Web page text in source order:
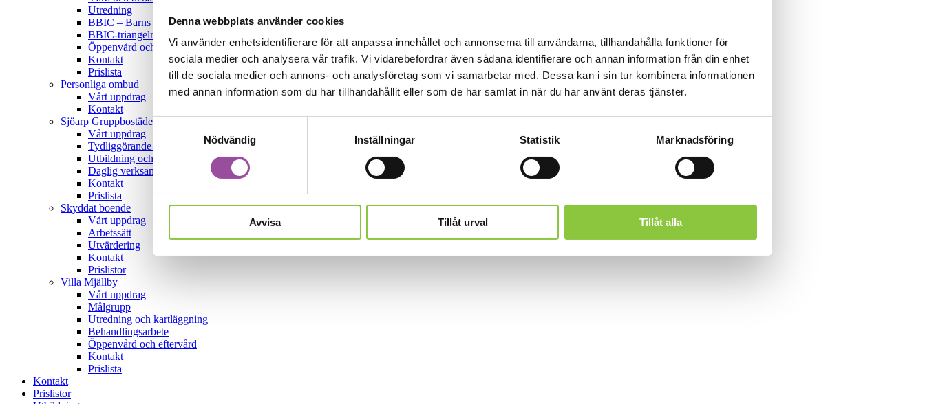
Denna webbplats använder cookies
Vi använder enhetsidentifierare för att anpassa innehållet och annonserna till användarna, tillhandahålla funktioner för
sociala medier och analysera vår trafik. Vi vidarebefordrar även sådana identifierare och annan information från din enhet
till de sociala medier och annons- och analysföretag som vi samarbetar med. Dessa kan i sin tur kombinera informationen
med annan information som du har tillhandahållit eller som de har samlat in när du har använt deras tjänster.
Samtyckesval
Nödvändig
Inställningar Statistik Marknadsföring
Avvisa Tillåt urval Tillåt alla
Utredning
BBIC – Barns behov i centrum
BBIC-triangeln
Öppenvård och eftervård
Kontakt
Prislista
Personliga ombud
Vårt uppdrag
Kontakt
Sjöarp Gruppbostäder
Vårt uppdrag
Tydliggörande pedagogik
Utbildning och handledning
Daglig verksamhet
Kontakt
Prislista
Skyddat boende
Vårt uppdrag
Arbetssätt
Utvärdering
Kontakt
Prislistor
Villa Mjällby
Vårt uppdrag
Målgrupp
Utredning och kartläggning
Behandlingsarbete
Öppenvård och eftervård
Kontakt
Prislista
Kontakt
Prislistor